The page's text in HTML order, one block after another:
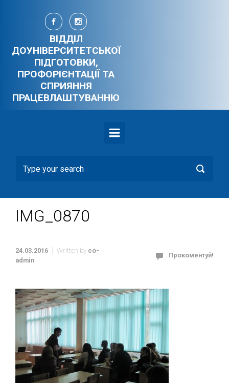
Skip to main content
ВІДДІЛ
ДОУНІВЕРСИТЕТСЬКОЇ
ПІДГОТОВКИ,
ПРОФОРІЄНТАЦІЇ ТА
СПРИЯННЯ
ПРАЦЕВЛАШТУВАННЮ
IMG_0870
24.03.2016 Written by co-
admin
Прокоментуй!